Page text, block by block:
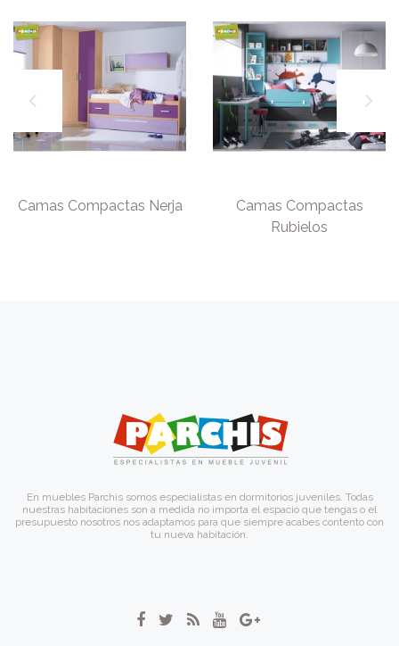
Camas Compactas Nerja
Camas Compactas
Rubielos
En muebles Parchis somos especialistas en dormitorios juveniles. Todas
nuestras habitaciones son a medida no importa el espacio que tengas o el
presupuesto nosotros nos adaptamos para que siempre acabes contento con
tu nueva habitación.